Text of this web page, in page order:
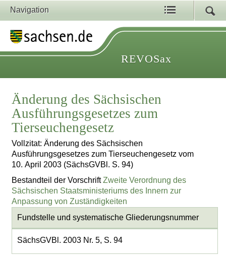
Navigation
REVOSax
Änderung des Sächsischen
Ausführungsgesetzes zum
Tierseuchengesetz
Vollzitat: Änderung des Sächsischen
Ausführungsgesetzes zum Tierseuchengesetz vom
10. April 2003 (SächsGVBl. S. 94)
Bestandteil der VorschriftZweite Verordnung des
Sächsischen Staatsministeriums des Innern zur
Anpassung von Zuständigkeiten
Fundstelle und systematische Gliederungsnummer
SächsGVBl. 2003 Nr. 5, S. 94